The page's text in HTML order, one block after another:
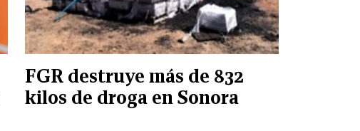
FGR destruye más de 832
kilos de droga en Sonora